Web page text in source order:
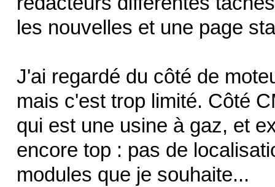
les nouvelles et une page
J'ai regardé du côté de
mais c'est trop limité. Côté
qui est une usine à gaz, et
encore top : pas de
modules que je souhaite...